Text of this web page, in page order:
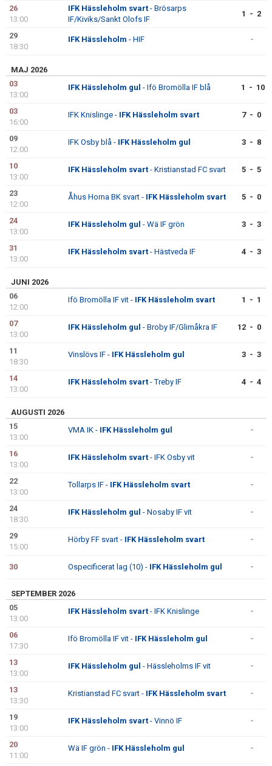
26
13:00
IFK Hässleholm svart - Brösarps
IF/Kiviks/Sankt Olofs IF
1 - 2
29
18:30
IFK Hässleholm - HIF -
MAJ 2026
03
13:00
IFK Hässleholm gul - Ifö Bromölla IF blå 1 - 10
03
16:00
IFK Knislinge - IFK Hässleholm svart 7 - 0
09
12:00
IFK Osby blå - IFK Hässleholm gul 3 - 8
10
13:00
IFK Hässleholm svart - Kristianstad FC svart 5 - 5
23
12:00
Åhus Horna BK svart - IFK Hässleholm svart 5 - 0
24
13:00
IFK Hässleholm gul - Wä IF grön 3 - 3
31
13:00
IFK Hässleholm svart - Hästveda IF 4 - 3
JUNI 2026
06
12:00
Ifö Bromölla IF vit - IFK Hässleholm svart 1 - 1
07
13:00
IFK Hässleholm gul - Broby IF/Glimåkra IF 12 - 0
11
18:30
Vinslövs IF - IFK Hässleholm gul 3 - 3
14
13:00
IFK Hässleholm svart - Treby IF 4 - 4
AUGUSTI 2026
15
13:00
VMA IK - IFK Hässleholm gul -
16
13:00
IFK Hässleholm svart - IFK Osby vit -
22
13:00
Tollarps IF - IFK Hässleholm svart -
24
18:30
IFK Hässleholm gul - Nosaby IF vit -
29
15:00
Hörby FF svart - IFK Hässleholm svart -
30 Ospecificerat lag (10) - IFK Hässleholm gul -
SEPTEMBER 2026
05
13:00
IFK Hässleholm svart - IFK Knislinge -
06
17:30
Ifö Bromölla IF vit - IFK Hässleholm gul -
13
13:00
IFK Hässleholm gul - Hässleholms IF vit -
13
13:30
Kristianstad FC svart - IFK Hässleholm svart -
19
13:00
IFK Hässleholm svart - Vinnö IF -
20
11:00
Wä IF grön - IFK Hässleholm gul -